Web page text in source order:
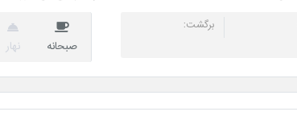
برگشت:
صبحانه نهار